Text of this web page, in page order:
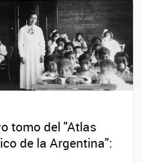
tomo del "Atlas
de la Argentina":